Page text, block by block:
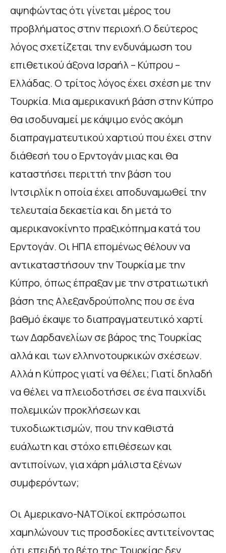
αψηφώντας ότι γίνεται μέρος του
προβλήματος στην περιοχή.Ο δεύτερος
λόγος σχετίζεται την ενδυνάμωση του
επιθετικού άξονα Ισραήλ – Κύπρου –
Ελλάδας. Ο τρίτος λόγος έχει σχέση με την
Τουρκία. Μια αμερικανική βάση στην Κύπρο
θα ισοδυναμεί με κάψιμο ενός ακόμη
διαπραγματευτικού χαρτιού που έχει στην
διάθεσή του ο Ερντογάν μιας και θα
καταστήσει περιττή την βάση του
Ιντσιρλίκ η οποία έχει αποδυναμωθεί την
τελευταία δεκαετία και δη μετά το
αμερικανοκίνητο πραξικόπημα κατά του
Ερντογάν. Οι ΗΠΑ επομένως θέλουν να
αντικαταστήσουν την Τουρκία με την
Κύπρο, όπως έπραξαν με την στρατιωτική
βάση της Αλεξανδρούπολης που σε ένα
βαθμό έκαψε το διαπραγματευτικό χαρτί
των Δαρδανελίων σε βάρος της Τουρκίας
αλλά και των ελληνοτουρκικών σχέσεων.
Αλλά η Κύπρος γιατί να θέλει; Γιατί δηλαδή
να θέλει να πλειοδοτήσει σε ένα παιχνίδι
πολεμικών προκλήσεων και
τυχοδιωκτισμών, που την καθιστά
ευάλωτη και στόχο επιθέσεων και
αντιποίνων, για χάρη μάλιστα ξένων
συμφερόντων;
Οι Αμερικανο-ΝΑΤΟϊκοί εκπρόσωποι
χαμηλώνουν τις προσδοκίες αντιτείνοντας
ότι επειδή το βέτο της Τουρκίας δεν